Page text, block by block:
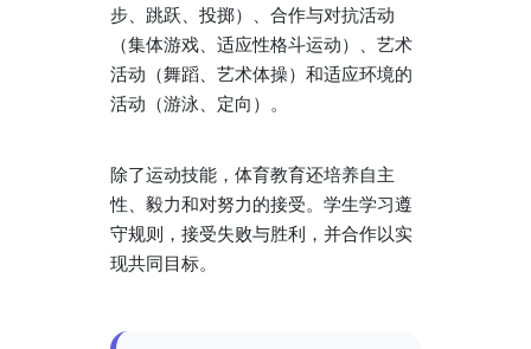
步、跳跃、投掷）、合作与对抗活动
（集体游戏、适应性格斗运动）、艺术
活动（舞蹈、艺术体操）和适应环境的
活动（游泳、定向）。
除了运动技能，体育教育还培养自主
性、毅力和对努力的接受。学生学习遵
守规则，接受失败与胜利，并合作以实
现共同目标。